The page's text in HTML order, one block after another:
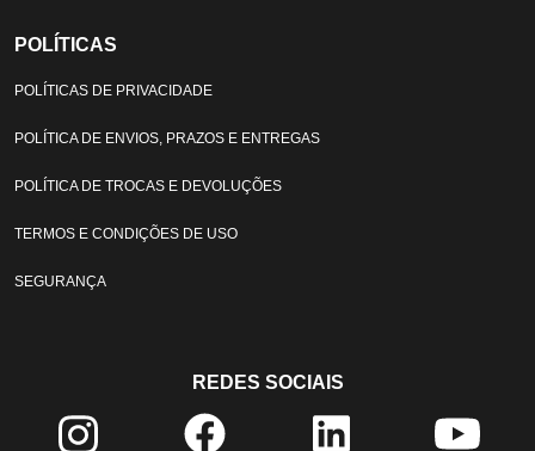
POLÍTICAS
POLÍTICAS DE PRIVACIDADE
POLÍTICA DE ENVIOS, PRAZOS E ENTREGAS
POLÍTICA DE TROCAS E DEVOLUÇÕES
TERMOS E CONDIÇÕES DE USO
SEGURANÇA
REDES SOCIAIS